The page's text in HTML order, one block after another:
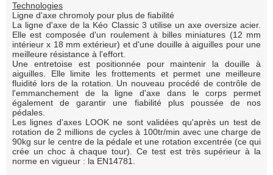
Technologies
Ligne d'axe chromoly pour plus de fiabilité
La ligne d'axe de la Kéo Classic 3 utilise un axe oversize acier.
Elle est composée d'un roulement à billes miniatures (12 mm
intérieur x 18 mm extérieur) et d'une douille à aiguilles pour une
meilleure résistance à l'effort.
Une entretoise est positionnée pour maintenir la douille à
aiguilles. Elle limite les frottements et permet une meilleure
fluidité lors de la rotation. Un nouveau procédé de contrôle de
l'emmanchement de la ligne d'axe dans le corps permet
également de garantir une fiabilité plus poussée de nos
pédales.
Les lignes d'axes LOOK ne sont validées qu'après un test de
rotation de 2 millions de cycles à 100tr/min avec une charge de
90kg sur le centre de la pédale et une rotation excentrée (ce qui
crée un choc à chaque tour). Ce test est très supérieur à la
norme en vigueur : la EN14781.